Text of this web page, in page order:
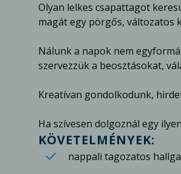
Olyan lelkes csapattagot
magát egy pörgős, változatos
Nálunk a napok nem
szervezzük a beosztásokat,
Kreatívan gondolkodunk,
Ha szívesen dolgoznál egy
KÖVETELMÉNYEK:
nappali tagozatos